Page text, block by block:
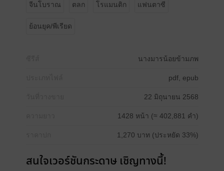
จีนโบราณ ตลก โรแมนติก แฟนตาซี
ย้อนยุค/พีเรียด
นางมารน้อยข้ามภพ
pdf, epub
22 มิถุนายน 2568
1428 หน้า (≈ 402,881 คำ)
1,270 บาท (ประหยัด 33%)
สนใจเวอร์ชันกระดาษ เชิญทางนี้!